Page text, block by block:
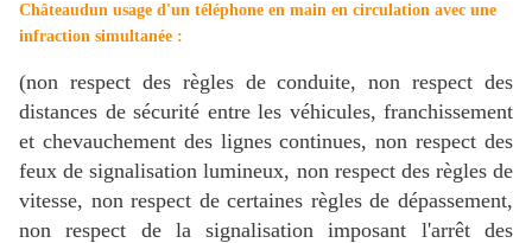
Châteaudun usage d'un téléphone en main en circulation avec une
infraction simultanée :
(non respect des règles de conduite, non respect des
distances de sécurité entre les véhicules, franchissement
et chevauchement des lignes continues, non respect des
feux de signalisation lumineux, non respect des règles de
vitesse, non respect de certaines règles de dépassement,
non respect de la signalisation imposant l'arrêt des